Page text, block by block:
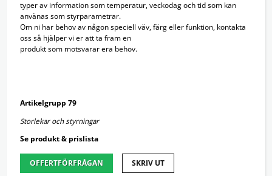
typer av information som temperatur, veckodag och tid som kan
använas som styrparametrar.
Om ni har behov av någon speciell väv, färg eller funktion, kontakta
oss så hjälper vi er att ta fram en
produkt som motsvarar era behov.
Artikelgrupp 79
Storlekar och styrningar
Se produkt & prislista
OFFERTFÖRFRÅGAN SKRIV UT